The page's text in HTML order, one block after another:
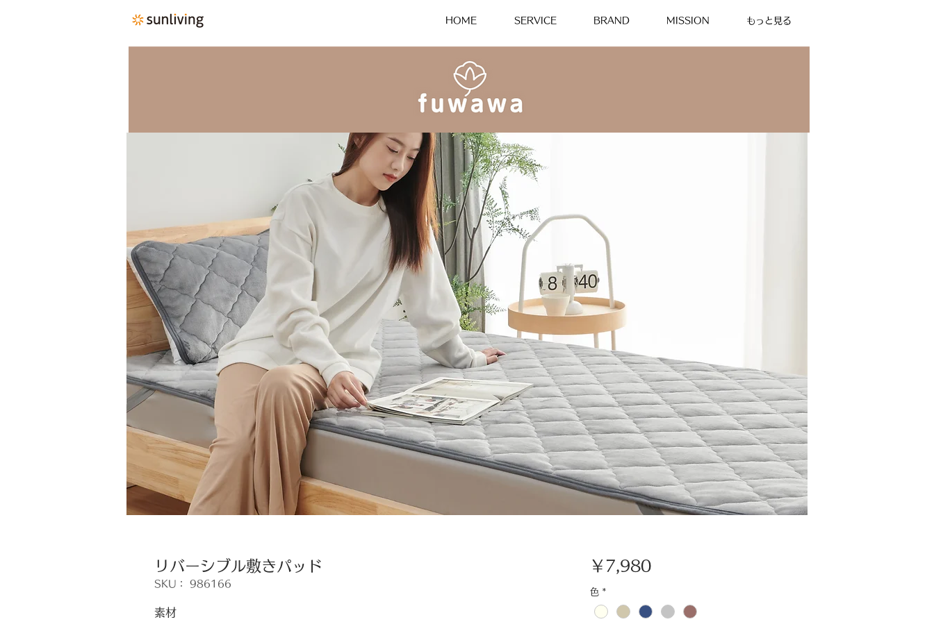
HOME SERVICE BRAND MISSION もっと見る
リバーシブル敷きパッド
SKU： 986166
素材
￥7,980価
色 *